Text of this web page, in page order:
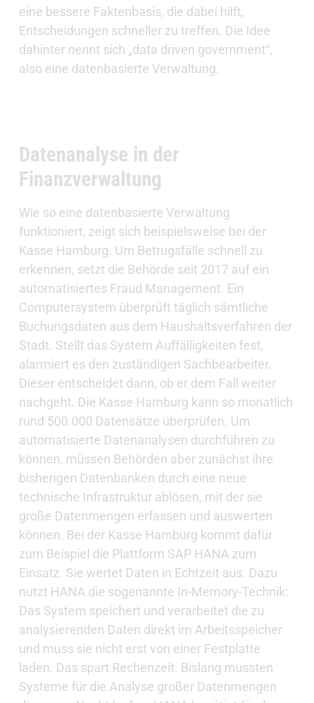
eine bessere Faktenbasis, die dabei hilft,
Entscheidungen schneller zu treffen. Die Idee
dahinter nennt sich „data driven government“,
also eine datenbasierte Verwaltung.
Datenanalyse in der
Finanzverwaltung
Wie so eine datenbasierte Verwaltung
funktioniert, zeigt sich beispielsweise bei der
Kasse Hamburg. Um Betrugsfälle schnell zu
erkennen, setzt die Behörde seit 2017 auf ein
automatisiertes Fraud Management. Ein
Computersystem überprüft täglich sämtliche
Buchungsdaten aus dem Haushaltsverfahren der
Stadt. Stellt das System Auffälligkeiten fest,
alarmiert es den zuständigen Sachbearbeiter.
Dieser entscheidet dann, ob er dem Fall weiter
nachgeht. Die Kasse Hamburg kann so monatlich
rund 500.000 Datensätze überprüfen. Um
automatisierte Datenanalysen durchführen zu
können, müssen Behörden aber zunächst ihre
bisherigen Datenbanken durch eine neue
technische Infrastruktur ablösen, mit der sie
große Datenmengen erfassen und auswerten
können. Bei der Kasse Hamburg kommt dafür
zum Beispiel die Plattform SAP HANA zum
Einsatz. Sie wertet Daten in Echtzeit aus. Dazu
nutzt HANA die sogenannte In-Memory-Technik:
Das System speichert und verarbeitet die zu
analysierenden Daten direkt im Arbeitsspeicher
und muss sie nicht erst von einer Festplatte
laden. Das spart Rechenzeit. Bislang mussten
Systeme für die Analyse großer Datenmengen